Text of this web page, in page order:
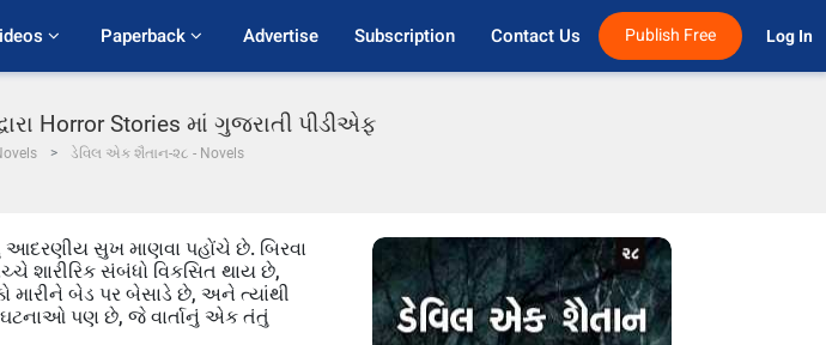
Paperback Advertise Subscription Contact Us Publish Free Log In
Horror Stories માં ગુજરાતી પીડીએફ
ડેવિલ એક શૈતાન-૨૮ - Novels
આદરણીય સુખ માણવા પહોંચે છે. બિરવા
શારીરિક સંબંધો વિકસિત થાય છે,
મારીને બેડ પર બેસાડે છે, અને ત્યાંથી
ઘટનાઓ પણ છે, જે વાર્તાનું એક તંતું